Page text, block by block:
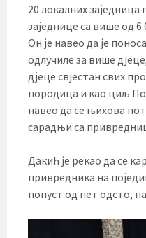
20 локалних
заједнице са више од
Он је навео да је
одлучиле за више
дјеце свјестан свих
породица и као циљ
навео да се њихова
сарадњи са
Дакић је рекао да се
привредника на
попуст од пет одсто,